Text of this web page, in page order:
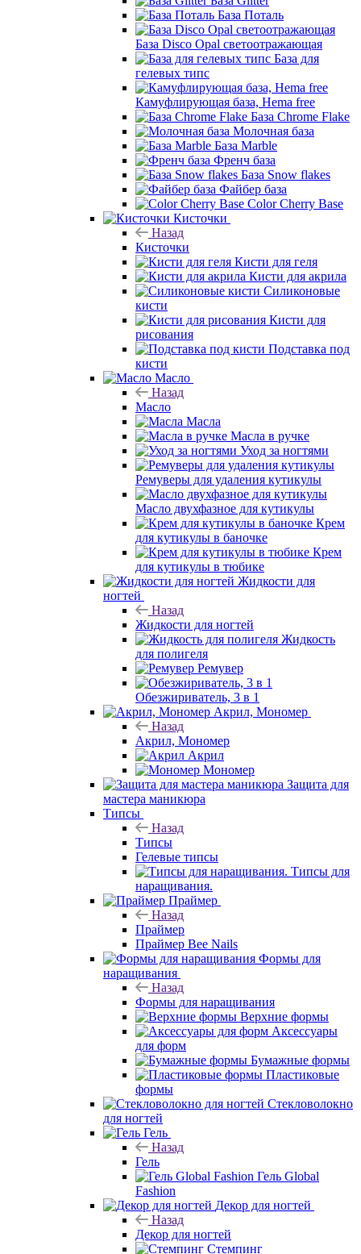
База Поталь
База Disco Opal светоотражающая
База для
гелевых типс
Камуфлирующая база, Hema free
База Chrome Flake
Молочная база
База Marble
Френч база
База Snow flakes
Файбер база
Color Cherry Base
Кисточки
Назад
Кисточки
Кисти для геля
Кисти для акрила
Силиконовые
кисти
Кисти для
рисования
Подставка под
кисти
Масло
Назад
Масло
Масла
Масла в ручке
Уход за ногтями
Ремуверы для удаления кутикулы
Масло двухфазное для кутикулы
Крем
для кутикулы в баночке
Крем
для кутикулы в тюбике
Жидкости для
ногтей
Назад
Жидкости для ногтей
Жидкость
для полигеля
Ремувер
Обезжириватель, 3 в 1
Акрил, Мономер
Назад
Акрил, Мономер
Акрил
Мономер
Защита для
мастера маникюра
Типсы
Назад
Типсы
Гелевые типсы
Типсы для
наращивания.
Праймер
Назад
Праймер
Праймер Bee Nails
Формы для
наращивания
Назад
Формы для наращивания
Верхние формы
Аксессуары
для форм
Бумажные формы
Пластиковые
формы
Стекловолокно
для ногтей
Гель
Назад
Гель
Гель Global
Fashion
Декор для ногтей
Назад
Декор для ногтей
Стемпинг